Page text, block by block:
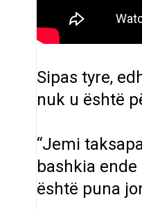
Sipas tyre,
nuk u është
“Jemi
bashkia
është puna